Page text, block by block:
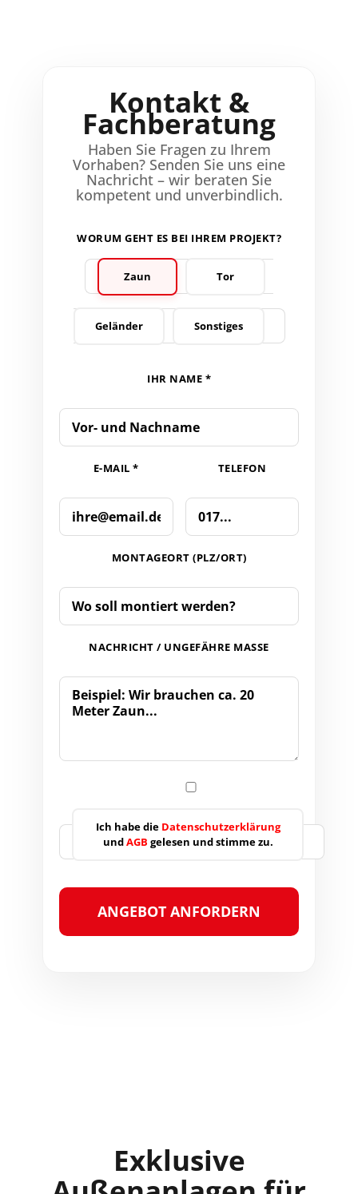
Kontakt &
Fachberatung
Haben Sie Fragen zu Ihrem
Vorhaben? Senden Sie uns eine
Nachricht – wir beraten Sie
kompetent und unverbindlich.
WORUM GEHT ES BEI IHREM PROJEKT?
Zaun Tor
Geländer Sonstiges
IHR NAME *
E-MAIL * TELEFON
MONTAGEORT (PLZ/ORT)
NACHRICHT / UNGEFÄHRE MASSE
Ich habe die Datenschutzerklärung
undAGB gelesen und stimme zu.
Exklusive